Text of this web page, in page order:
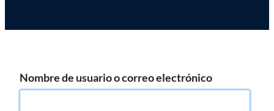
Nombre de usuario o correo electrónico